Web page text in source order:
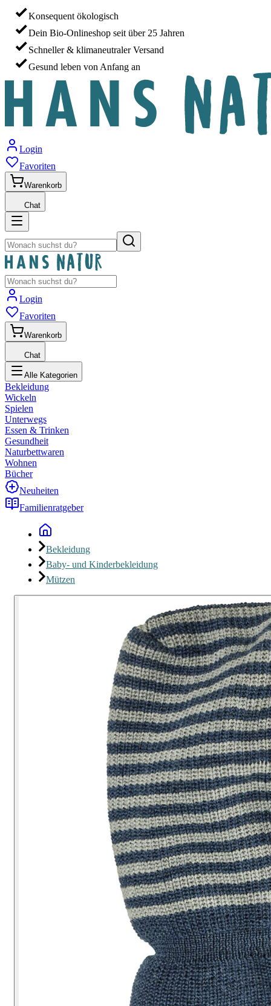
Konsequent ökologisch
Dein Bio-Onlineshop seit über 25 Jahren
Schneller & klimaneutraler Versand
Gesund leben von Anfang an
Login
Favoriten
Warenkorb
Chat
Login
Favoriten
Warenkorb
Chat
Alle Kategorien
Bekleidung
Wickeln
Spielen
Unterwegs
Essen & Trinken
Gesundheit
Naturbettwaren
Wohnen
Bücher
Neuheiten
Familienratgeber
Bekleidung
Baby- und Kinderbekleidung
Mützen